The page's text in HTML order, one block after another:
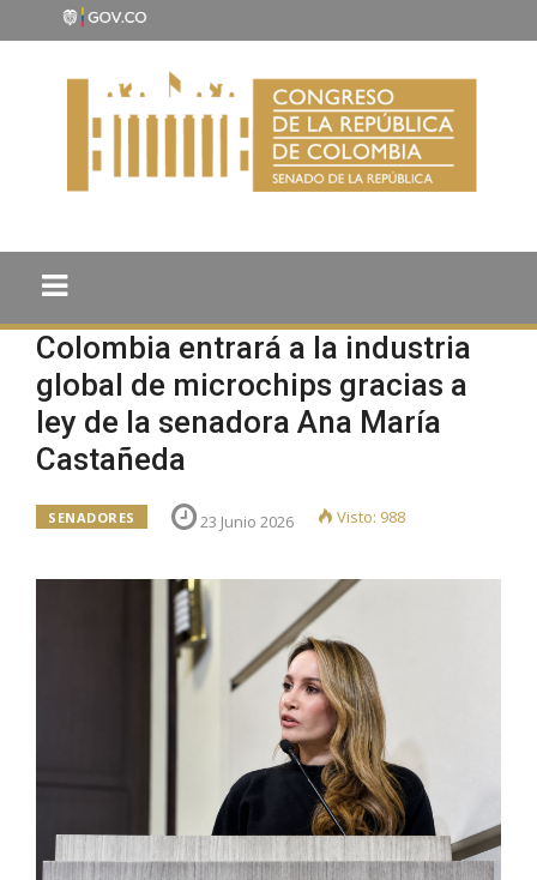
Colombia entrará a la industria
global de microchips gracias a
ley de la senadora Ana María
Castañeda
SENADORES 23 Junio 2026 Visto: 988